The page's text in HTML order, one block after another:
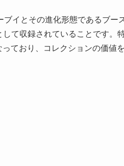
イとその進化形態であるブー
して収録されていることです。
ており、コレクションの価値